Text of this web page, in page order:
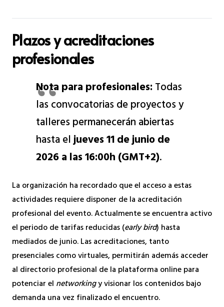
Plazos y acreditaciones
profesionales
Nota para profesionales:Todas
las convocatorias de proyectos y
talleres permanecerán abiertas
hasta eljueves 11 de junio de
2026 a las 16:00h (GMT+2).
La organización ha recordado que el acceso a estas
actividades requiere disponer de la acreditación
profesional del evento. Actualmente se encuentra activo
el periodo de tarifas reducidas (early bird) hasta
mediados de junio. Las acreditaciones, tanto
presenciales como virtuales, permitirán además acceder
al directorio profesional de la plataforma online para
potenciar el networkingy visionar los contenidos bajo
demanda una vez finalizado el encuentro.